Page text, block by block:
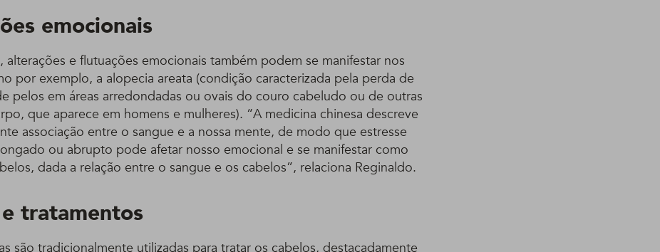
emocionais
alterações e flutuações emocionais também podem se manifestar nos
por exemplo, a alopecia areata (condição caracterizada pela perda de
pelos em áreas arredondadas ou ovais do couro cabeludo ou de outras
que aparece em homens e mulheres). “A medicina chinesa descreve
associação entre o sangue e a nossa mente, de modo que estresse
ou abrupto pode afetar nosso emocional e se manifestar como
dada a relação entre o sangue e os cabelos”, relaciona Reginaldo.
tratamentos
são tradicionalmente utilizadas para tratar os cabelos, destacadamente